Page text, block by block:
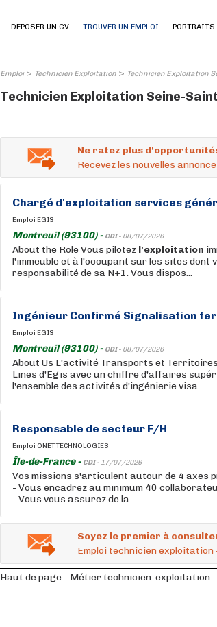
DEPOSER UN CV TROUVER UN EMPLOI PORTRAITS
Emploi> Technicien Exploitation > Technicien Exploitation
Technicien Exploitation Seine-
Ne ratez plus
Recevez les nouvelles
Chargé d'exploitation services
Emploi EGIS
Montreuil (93100) - CDI - 08/07/2026
About the Role Vous pilotez l'exploitation
l'immeuble et à l'occupant sur les sites dont
responsabilité de sa N+1. Vous dispos...
Ingénieur Confirmé Signalisation
Emploi EGIS
Montreuil (93100) - CDI - 08/07/2026
About Us L'activité Transports et
Lines d'Egis avec un chiffre d'affaires
l'ensemble des activités d'ingénierie visa...
Responsable de secteur F/H
Emploi ONET TECHNOLOGIES
Île-de-France - CDI - 17/07/2026
Vos missions s'articulent autour de 4 axes
- Vous encadrez au minimum 40
- Vous vous assurez de la ...
Soyez le premier à
Emploi technicien
Haut de page - Métier technicien-exploitation